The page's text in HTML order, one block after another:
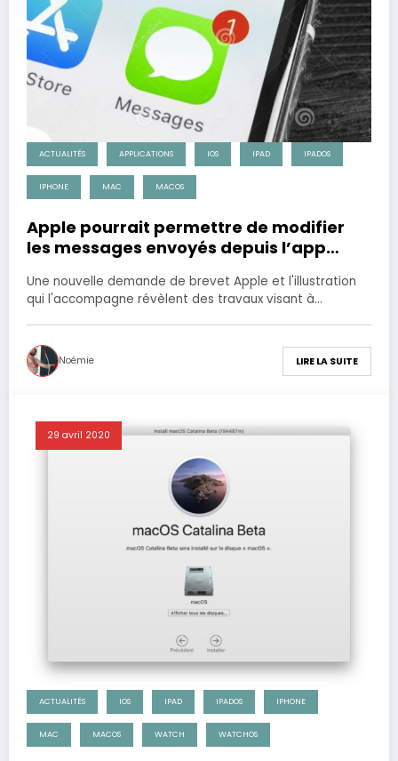
ACTUALITÉS APPLICATIONS IOS IPAD IPADOS
IPHONE MAC MACOS
Apple pourrait permettre de modifier
les messages envoyés depuis l’app
Une nouvelle demande de brevet Apple et l'illustration
qui l'accompagne révèlent des travaux visant à…
Noémie LIRE LA SUITE
29 avril 2020
ACTUALITÉS IOS IPAD IPADOS IPHONE
MAC MACOS WATCH WATCHOS